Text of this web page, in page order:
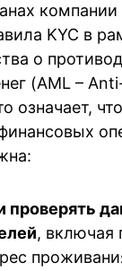
компании
KYC в
о
(AML –
означает,
проверять
, включая